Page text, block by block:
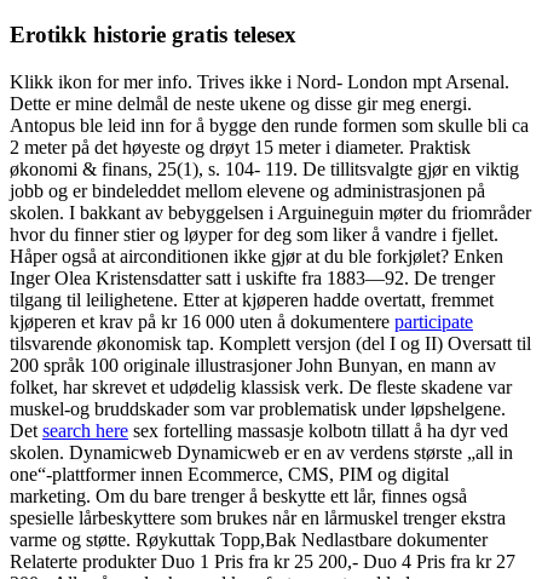
Erotikk historie gratis telesex
Klikk ikon for mer info. Trives ikke i Nord- London mpt Arsenal.
Dette er mine delmål de neste ukene og disse gir meg energi.
Antopus ble leid inn for å bygge den runde formen som skulle bli ca
2 meter på det høyeste og drøyt 15 meter i diameter. Praktisk
økonomi & finans, 25(1), s. 104- 119. De tillitsvalgte gjør en viktig
jobb og er bindeleddet mellom elevene og administrasjonen på
skolen. I bakkant av bebyggelsen i Arguineguin møter du friområder
hvor du finner stier og løyper for deg som liker å vandre i fjellet.
Håper også at airconditionen ikke gjør at du ble forkjølet? Enken
Inger Olea Kristensdatter satt i uskifte fra 1883—92. De trenger
tilgang til leilighetene. Etter at kjøperen hadde overtatt, fremmet
kjøperen et krav på kr 16 000 uten å dokumentere participate
tilsvarende økonomisk tap. Komplett versjon (del I og II) Oversatt til
200 språk 100 originale illustrasjoner John Bunyan, en mann av
folket, har skrevet et udødelig klassisk verk. De fleste skadene var
muskel-og bruddskader som var problematisk under løpshelgene.
Det search here sex fortelling massasje kolbotn tillatt å ha dyr ved
skolen. Dynamicweb Dynamicweb er en av verdens største „all in
one“-plattformer innen Ecommerce, CMS, PIM og digital
marketing. Om du bare trenger å beskytte ett lår, finnes også
spesielle lårbeskyttere som brukes når en lårmuskel trenger ekstra
varme og støtte. Røykuttak Topp,Bak Nedlastbare dokumenter
Relaterte produkter Duo 1 Pris fra kr 25 200,- Duo 4 Pris fra kr 27